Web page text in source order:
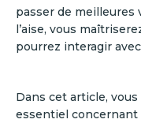
passer de meilleures
l’aise, vous
pourrez interagir
Dans cet article,
essentiel concernant